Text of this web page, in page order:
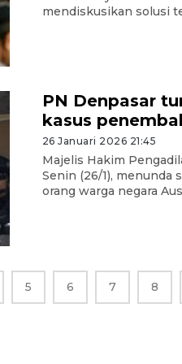
mendiskusikan solusi
PN Denpasar
kasus
26 Januari 2026 21:45
Majelis Hakim
Senin (26/1), menunda
orang warga negara
5 6 7 8
27 Juli